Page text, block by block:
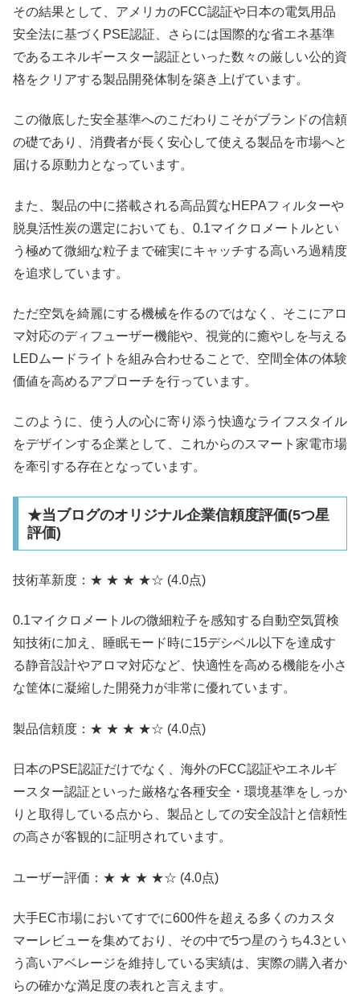
その結果として、アメリカのFCC認証や日本の電気用品
安全法に基づくPSE認証、さらには国際的な省エネ基準
であるエネルギースター認証といった数々の厳しい公的資
格をクリアする製品開発体制を築き上げています。
この徹底した安全基準へのこだわりこそがブランドの信頼
の礎であり、消費者が長く安心して使える製品を市場へと
届ける原動力となっています。
また、製品の中に搭載される高品質なHEPAフィルターや
脱臭活性炭の選定においても、0.1マイクロメートルとい
う極めて微細な粒子まで確実にキャッチする高いろ過精度
を追求しています。
ただ空気を綺麗にする機械を作るのではなく、そこにアロ
マ対応のディフューザー機能や、視覚的に癒やしを与える
LEDムードライトを組み合わせることで、空間全体の体験
価値を高めるアプローチを行っています。
このように、使う人の心に寄り添う快適なライフスタイル
をデザインする企業として、これからのスマート家電市場
を牽引する存在となっています。
★当ブログのオリジナル企業信頼度評価(5つ星
評価)
技術革新度：★ ★ ★ ★☆ (4.0点)
0.1マイクロメートルの微細粒子を感知する自動空気質検
知技術に加え、睡眠モード時に15デシベル以下を達成す
る静音設計やアロマ対応など、快適性を高める機能を小さ
な筐体に凝縮した開発力が非常に優れています。
製品信頼度：★ ★ ★ ★☆ (4.0点)
日本のPSE認証だけでなく、海外のFCC認証やエネルギ
ースター認証といった厳格な各種安全・環境基準をしっか
りと取得している点から、製品としての安全設計と信頼性
の高さが客観的に証明されています。
ユーザー評価：★ ★ ★ ★☆ (4.0点)
大手EC市場においてすでに600件を超える多くのカスタ
マーレビューを集めており、その中で5つ星のうち4.3とい
う高いアベレージを維持している実績は、実際の購入者か
らの確かな満足度の表れと言えます。